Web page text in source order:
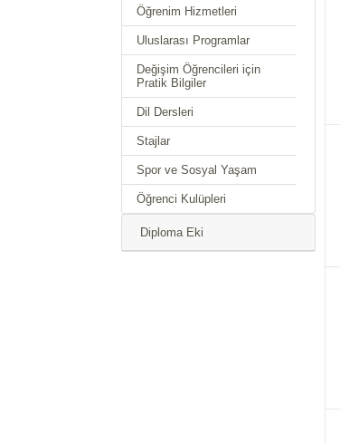
Öğrenim Hizmetleri
Uluslarası Programlar
Değişim Öğrencileri için
Pratik Bilgiler
Dil Dersleri
Stajlar
Spor ve Sosyal Yaşam
Öğrenci Kulüpleri
Diploma Eki